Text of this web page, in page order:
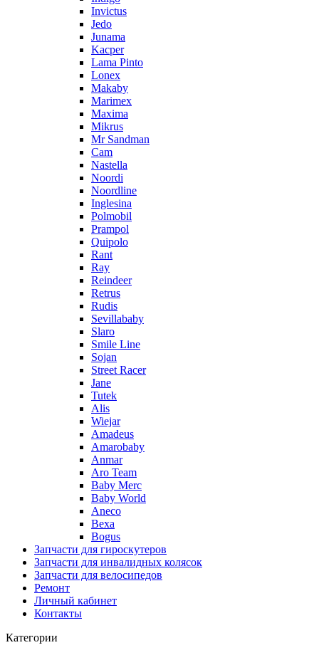
Invictus
Jedo
Junama
Kacper
Lama Pinto
Lonex
Makaby
Marimex
Maxima
Mikrus
Mr Sandman
Cam
Nastella
Noordi
Noordline
Inglesina
Polmobil
Prampol
Quipolo
Rant
Ray
Reindeer
Retrus
Rudis
Sevillababy
Slaro
Smile Line
Sojan
Street Racer
Jane
Tutek
Alis
Wiejar
Amadeus
Amarobaby
Anmar
Aro Team
Baby Merc
Baby World
Aneco
Bexa
Bogus
Запчасти для гироскутеров
Запчасти для инвалидных колясок
Запчасти для велосипедов
Ремонт
Личный кабинет
Контакты
Категории